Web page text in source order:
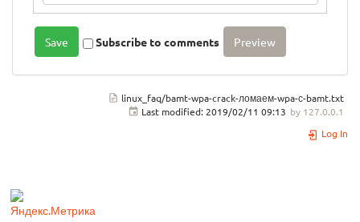
Subscribe to comments
linux_faq/bamt-wpa-crack-ломаем-wpa-с-bamt.txt
Last modified:2019/02/11 09:13 by 127.0.0.1
Log In